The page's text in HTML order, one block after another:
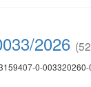
2026
0-